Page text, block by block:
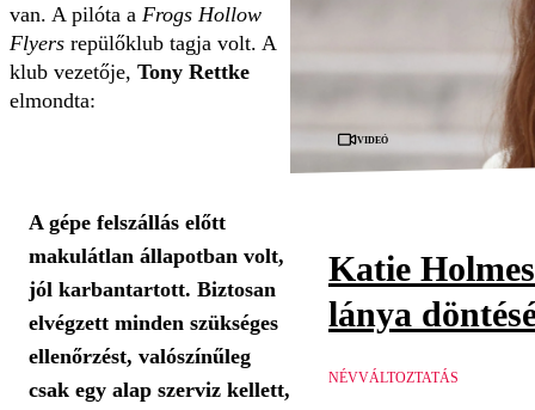
van. A pilóta a Frogs Hollow
Flyers repülőklub tagja volt. A
klub vezetője, Tony Rettke
elmondta:
A gépe felszállás előtt
makulátlan állapotban volt,
jól karbantartott. Biztosan
elvégzett minden szükséges
ellenőrzést, valószínűleg
csak egy alap szerviz kellett,
Videó
Katie
lánya
NÉVVÁLTOZTATÁS